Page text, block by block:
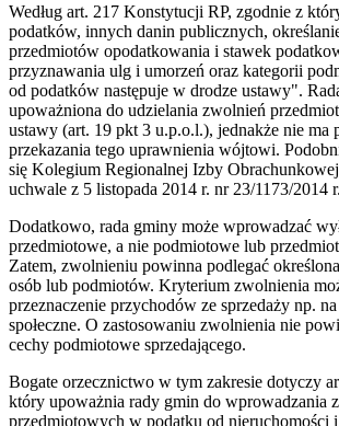
Według art. 217 Konstytucji RP, zgodnie z
podatków, innych danin publicznych,
przedmiotów opodatkowania i stawek
przyznawania ulg i umorzeń oraz kategorii
od podatków następuje w drodze ustawy".
upoważniona do udzielania zwolnień
ustawy (art. 19 pkt 3 u.p.o.l.), jednakże nie ma
przekazania tego uprawnienia wójtowi.
się Kolegium Regionalnej Izby
uchwale z 5 listopada 2014 r. nr 23/1173/2014 r.
Dodatkowo, rada gminy może wprowadzać
przedmiotowe, a nie podmiotowe lub
Zatem, zwolnieniu powinna podlegać
osób lub podmiotów. Kryterium zwolnienia
przeznaczenie przychodów ze sprzedaży np.
społeczne. O zastosowaniu zwolnienia nie
cechy podmiotowe sprzedającego.
Bogate orzecznictwo w tym zakresie dotyczy
który upoważnia rady gmin do wprowadzania
przedmiotowych w podatku od nieruchomości